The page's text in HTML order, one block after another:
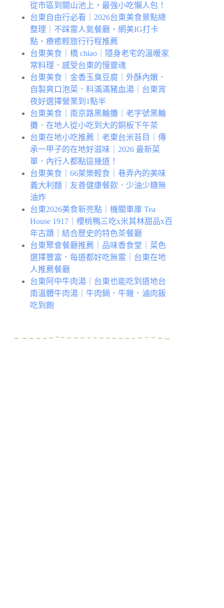
從市區到關山池上，最強小吃懶人包！
台東自由行必看｜2026台東美食景點總
整理｜不踩雷人氣餐廳、網美IG打卡
點、療癒輕旅行行程推薦
台東美食｜橋 chiao｜隱身老宅的溫暖家
常料理．感受台東的慢靈魂
台東美食｜金香玉臭豆腐｜外酥內嫩．
自製爽口泡菜．料滿滿豬血湯｜台東宵
夜好選擇營業到1點半
台東美食｜南京路黑輪攤｜老字號黑輪
攤．在地人從小吃到大的銅板下午茶
台東在地⼩吃推薦｜老東台米苔目｜傳
承一甲子的在地好滋味｜2026 最新菜
單．內行人都點這幾道！
台東美食｜66萊樂輕食｜巷弄內的美味
義大利麵｜友善健康餐飲．少油少糖無
油炸
台東2026美食新亮點｜機關車庫 Tea
House 1917｜櫻桃鴨三吃x米其林甜品x百
年古蹟｜結合歷史的特色茶餐廳
台東聚會餐廳推薦｜品味香食堂｜菜色
選擇豐富．每道都好吃無雷｜台東在地
人推薦餐廳
台東阿中牛肉湯｜台東也能吃到道地台
南溫體牛肉湯｜牛肉鍋．牛雜．滷肉飯
吃到飽